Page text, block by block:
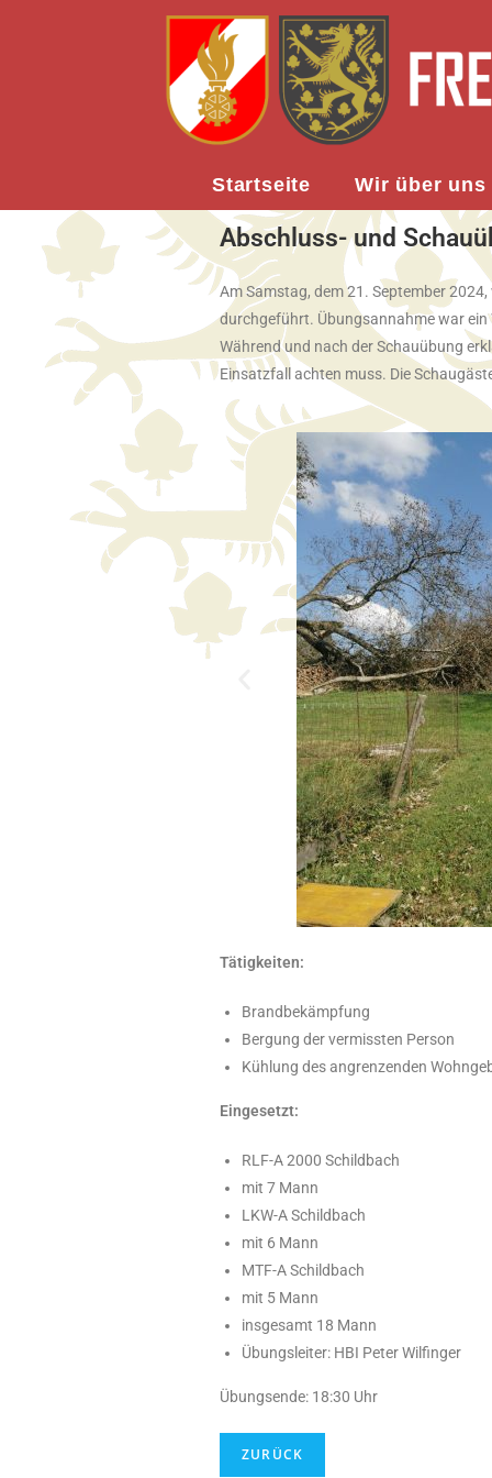
Startseite Wir über uns
Abschluss- und
Am Samstag, dem 21. September
durchgeführt. Übungsannahme war
Während und nach der Schauübung
Einsatzfall achten muss. Die
Tätigkeiten:
Brandbekämpfung
Bergung der vermissten Person
Kühlung des angrenzenden
Eingesetzt:
RLF-A 2000 Schildbach
mit 7 Mann
LKW-A Schildbach
mit 6 Mann
MTF-A Schildbach
mit 5 Mann
insgesamt 18 Mann
Übungsleiter: HBI Peter Wilfinger
Übungsende: 18:30 Uhr